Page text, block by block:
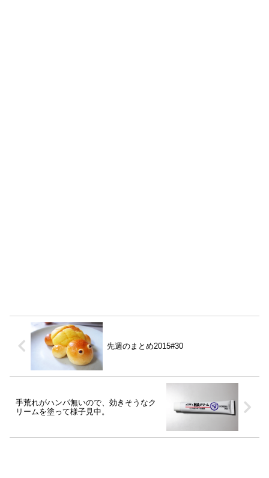
先週のまとめ2015#30
手荒れがハンパ無いので、効きそうなク
リームを塗って様子見中。